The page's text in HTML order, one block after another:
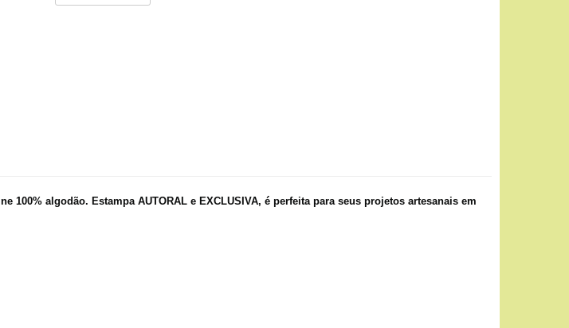
100% algodão. Estampa AUTORAL e EXCLUSIVA, é perfeita para seus projetos artesanais em